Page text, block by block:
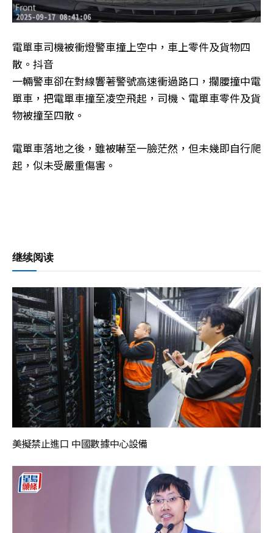
電單車司機被衝燈警車撞上空中，車上零件及貨物四
散。抖音
一輛警車卻在對線響著警號高速衝過路口，攔腰撞中電
單車，把電單車撞至凌空飛起，司機、電單車零件及貨
物被撞至四散。
電單車落地之後，雖被嚇至一臉茫然，但未幾即自行爬
起，似未受嚴重傷害。
继续阅读
美擬禁止進口 中國數據中心設備